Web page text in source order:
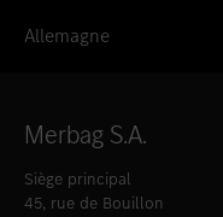
Allemagne
Merbag S.A.
Siège principal
45, rue de Bouillon